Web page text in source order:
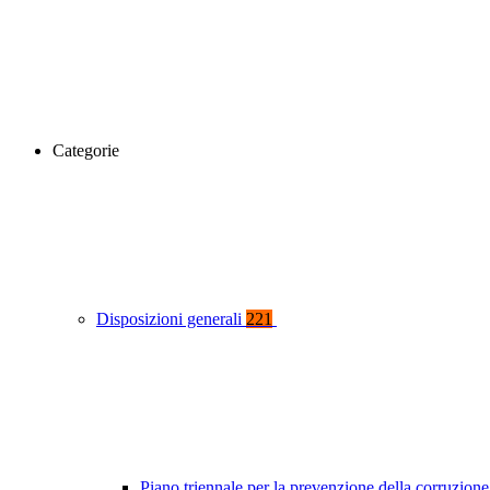
Categorie
Disposizioni generali 221